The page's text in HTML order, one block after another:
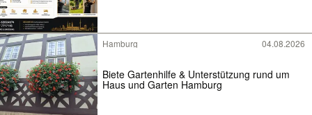
Hamburg 04.08.2026
Biete Gartenhilfe & Unterstützung rund um
Haus und Garten Hamburg